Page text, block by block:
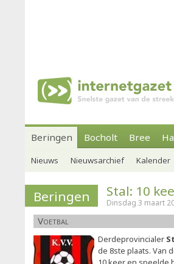
Beringen Bocholt Bree
Nieuws Nieuwsarchief Kalender
Beringen Stal: 10
Dinsdag 3 maart
Voetbal
Derdeprovincialer
de 8ste plaats. Van